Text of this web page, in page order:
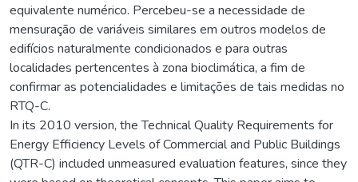
equivalente numérico. Percebeu-se a necessidade de
mensuração de variáveis similares em outros modelos de
edifícios naturalmente condicionados e para outras
localidades pertencentes à zona bioclimática, a fim de
confirmar as potencialidades e limitações de tais medidas no
RTQ-C.
In its 2010 version, the Technical Quality Requirements for
Energy Efficiency Levels of Commercial and Public Buildings
(QTR-C) included unmeasured evaluation features, since they